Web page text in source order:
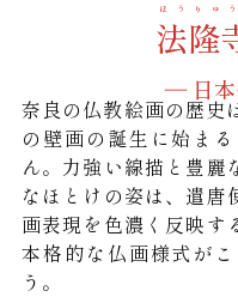
法隆
ほうりゅ
― 日本
奈良の仏教絵画の歴史
の壁画の誕生に始ま
ん。力強い線描と豊麗
なほとけの姿は、遣唐
画表現を色濃く反映す
本格的な仏画様式が
う。